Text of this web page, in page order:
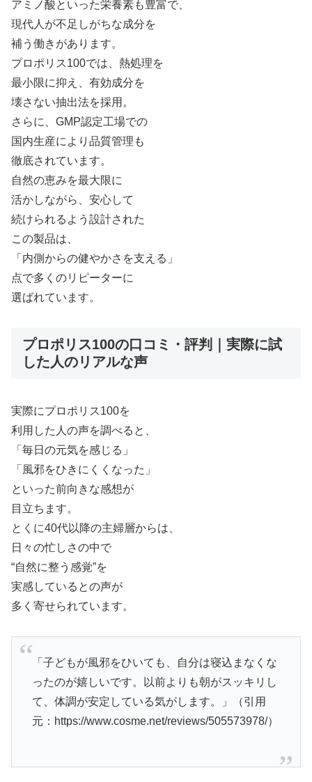
アミノ酸といった栄養素も豊富で、
現代人が不足しがちな成分を
補う働きがあります。
プロポリス100では、熱処理を
最小限に抑え、有効成分を
壊さない抽出法を採用。
さらに、GMP認定工場での
国内生産により品質管理も
徹底されています。
自然の恵みを最大限に
活かしながら、安心して
続けられるよう設計された
この製品は、
「内側からの健やかさを支える」
点で多くのリピーターに
選ばれています。
プロポリス100の口コミ・評判｜実際に試
した人のリアルな声
実際にプロポリス100を
利用した人の声を調べると、
「毎日の元気を感じる」
「風邪をひきにくくなった」
といった前向きな感想が
目立ちます。
とくに40代以降の主婦層からは、
日々の忙しさの中で
“自然に整う感覚”を
実感しているとの声が
多く寄せられています。
「子どもが風邪をひいても、自分は寝込まなくな
ったのが嬉しいです。以前よりも朝がスッキリし
て、体調が安定している気がします。」（引用
元：https://www.cosme.net/reviews/505573978/）